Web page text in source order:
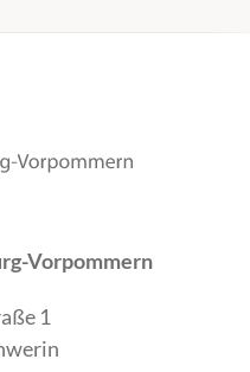
Vorpommern
1